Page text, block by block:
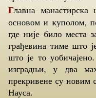
Главна манастирска црква, тробродна грађевина с крстообразном
основом и куполом,
где није било места
грађевина тиме што
што је то
изградњи, у два
прекривене су новим
Науса.